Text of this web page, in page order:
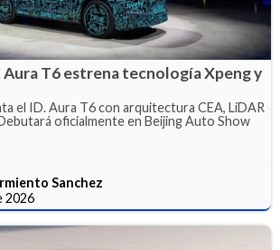
T6 estrena tecnología Xpeng y
el ID. Aura T6 con arquitectura CEA, LiDAR
oficialmente en Beijing Auto Show
Sanchez
2026